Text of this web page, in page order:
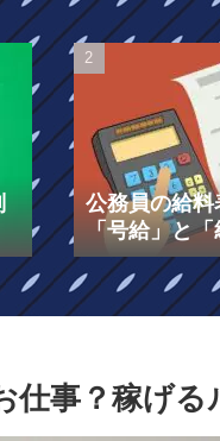
公務員の給
「号給」と
る！￼
仕事？稼げ